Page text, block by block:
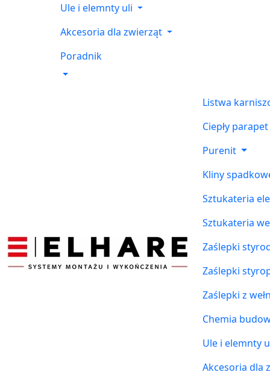
Ule i elemnty uli
Akcesoria dla zwierząt
Poradnik
Listwa
Ciepły parapet
Purenit
Kliny
Sztukateria
Sztukateria
Zaślepki
Zaślepki
Zaślepki z
Chemia
Ule i elemnty
Akcesoria dla